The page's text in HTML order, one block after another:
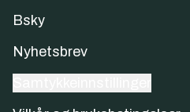
Bsky
Nyhetsbrev